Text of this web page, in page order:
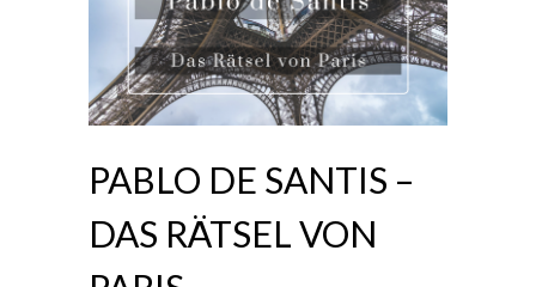
PABLO DE SANTIS –
DAS RÄTSEL VON